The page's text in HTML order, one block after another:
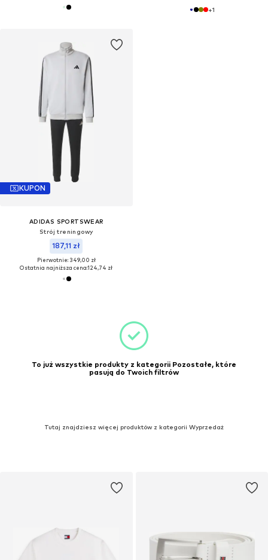
+1
KUPON
ADIDAS SPORTSWEAR
Strój treningowy
187,11 zł
Pierwotnie: 349,00 zł
Ostatnia najniższa cena:124,74 zł
To już wszystkie produkty z kategorii Pozostałe, które
pasują do Twoich filtrów
Tutaj znajdziesz więcej produktów z kategorii Wyprzedaż